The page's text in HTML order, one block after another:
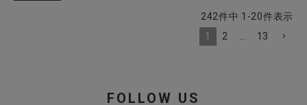
242件中 1 -20件表示
1
2 … 13
FOLLOW US